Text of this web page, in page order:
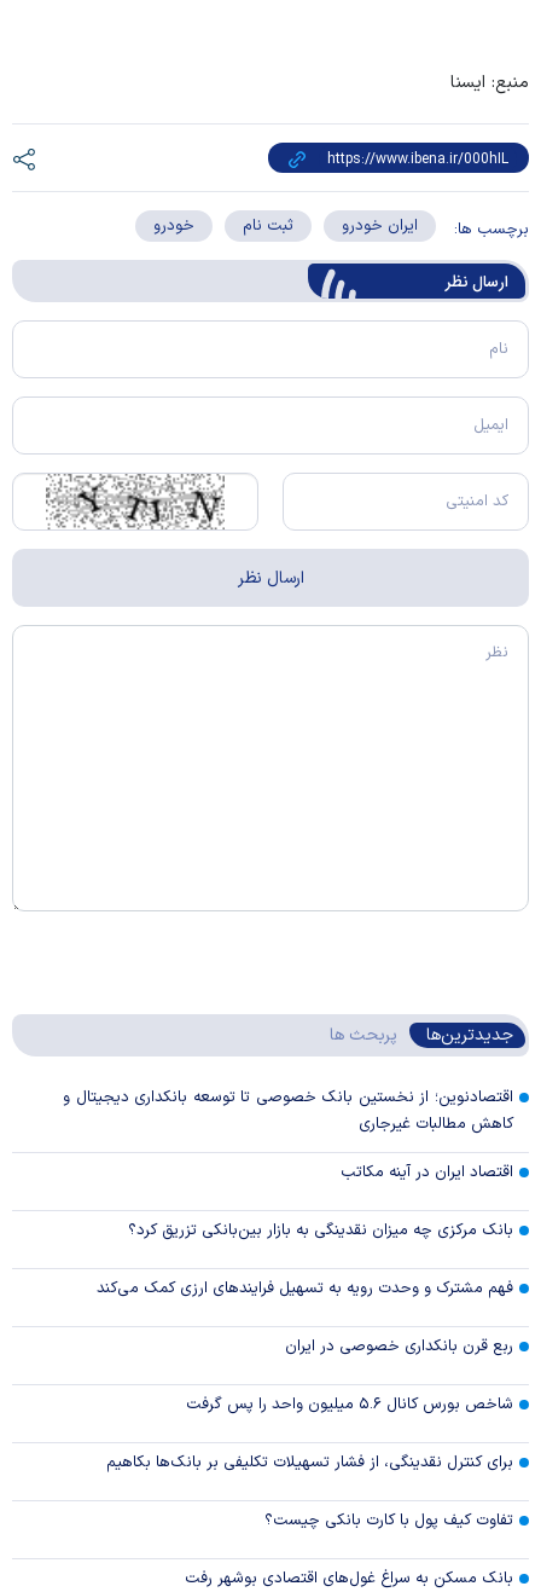
منبع: ایسنا
برچسب ها: ایران خودرو ثبت نام خودرو
ارسال‌ نظر
جدیدترین‌ها پربحث ها
اقتصادنوین؛ از نخستین بانک خصوصی تا توسعه بانکداری دیجیتال و
کاهش مطالبات غیرجاری
اقتصاد ایران در آینه مکاتب
بانک مرکزی چه میزان نقدینگی به بازار بین‌بانکی تزریق کرد؟
فهم مشترک و وحدت رویه به تسهیل فرایند‌های ارزی کمک می‌کند
ربع قرن بانکداری خصوصی در ایران
شاخص بورس کانال ۵.۶ میلیون واحد را پس گرفت
برای کنترل نقدینگی، از فشار تسهیلات تکلیفی بر بانک‌ها بکاهیم
تفاوت کیف پول با کارت بانکی چیست؟
بانک مسکن به سراغ غول‌های اقتصادی بوشهر رفت